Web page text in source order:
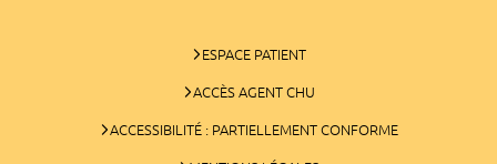
ESPACE PATIENT
ACCÈS AGENT CHU
ACCESSIBILITÉ : PARTIELLEMENT CONFORME